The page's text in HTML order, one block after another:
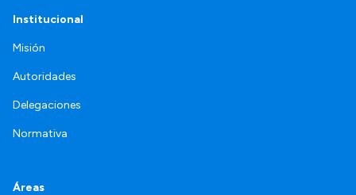
Institucional
Misión
Autoridades
Delegaciones
Normativa
Áreas